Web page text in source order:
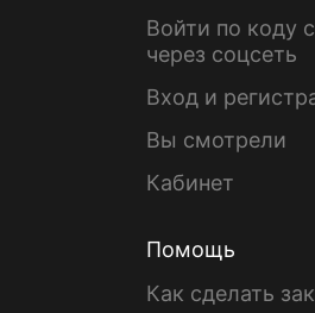
Войти по коду
через соцсеть
Вход и
Вы смотрели
Кабинет
Помощь
Как сделать